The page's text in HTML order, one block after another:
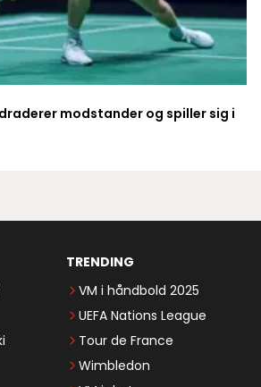
modstander og spiller sig i
TRENDING
VM i håndbold 2025
UEFA Nations League
Tour de France
Wimbledon